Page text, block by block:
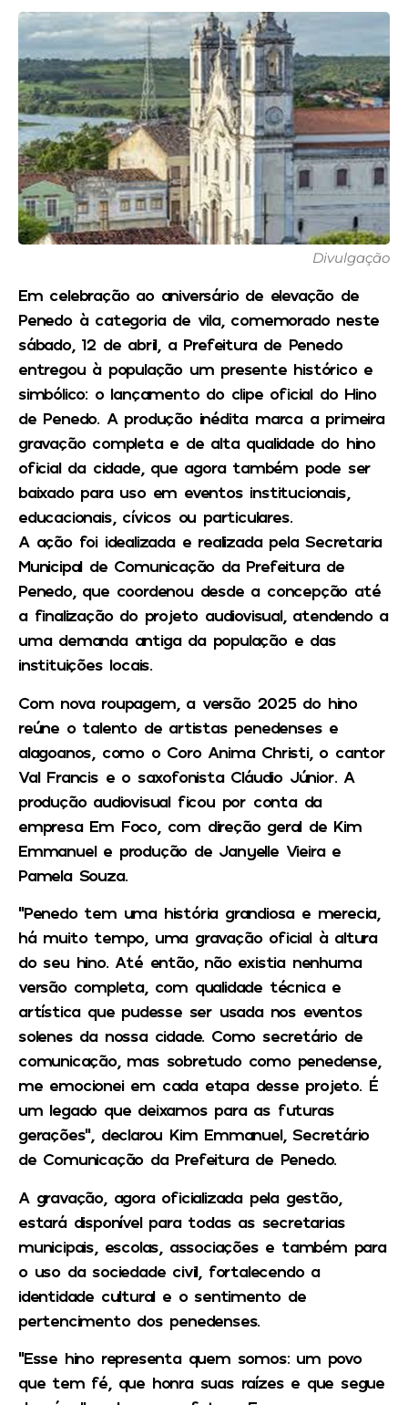
Divulgação
Em celebração ao aniversário de elevação de
Penedo à categoria de vila, comemorado neste
sábado, 12 de abril, a Prefeitura de Penedo
entregou à população um presente histórico e
simbólico: o lançamento do clipe oficial do Hino
de Penedo. A produção inédita marca a primeira
gravação completa e de alta qualidade do hino
oficial da cidade, que agora também pode ser
baixado para uso em eventos institucionais,
educacionais, cívicos ou particulares.
A ação foi idealizada e realizada pela Secretaria
Municipal de Comunicação da Prefeitura de
Penedo, que coordenou desde a concepção até
a finalização do projeto audiovisual, atendendo a
uma demanda antiga da população e das
instituições locais.
Com nova roupagem, a versão 2025 do hino
reúne o talento de artistas penedenses e
alagoanos, como o Coro Anima Christi, o cantor
Val Francis e o saxofonista Cláudio Júnior. A
produção audiovisual ficou por conta da
empresa Em Foco, com direção geral de Kim
Emmanuel e produção de Janyelle Vieira e
Pamela Souza.
“Penedo tem uma história grandiosa e merecia,
há muito tempo, uma gravação oficial à altura
do seu hino. Até então, não existia nenhuma
versão completa, com qualidade técnica e
artística que pudesse ser usada nos eventos
solenes da nossa cidade. Como secretário de
comunicação, mas sobretudo como penedense,
me emocionei em cada etapa desse projeto. É
um legado que deixamos para as futuras
gerações”, declarou Kim Emmanuel, Secretário
de Comunicação da Prefeitura de Penedo.
A gravação, agora oficializada pela gestão,
estará disponível para todas as secretarias
municipais, escolas, associações e também para
o uso da sociedade civil, fortalecendo a
identidade cultural e o sentimento de
pertencimento dos penedenses.
“Esse hino representa quem somos: um povo
que tem fé, que honra suas raízes e que segue